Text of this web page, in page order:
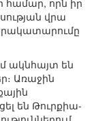
համար, որն իր
վրա
ակնհայտ են
Առաջին
են Թուրքիա-